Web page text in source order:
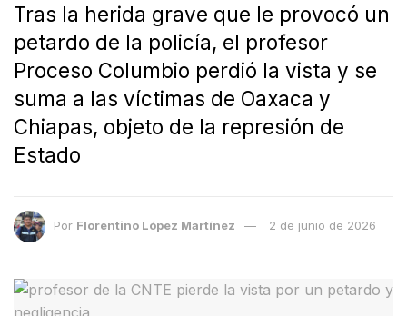
Tras la herida grave que le provocó un
petardo de la policía, el profesor
Proceso Columbio perdió la vista y se
suma a las víctimas de Oaxaca y
Chiapas, objeto de la represión de
Estado
Por Florentino López Martínez 2 de junio de 2026